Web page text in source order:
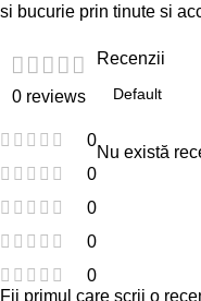
si bucurie prin tinute si
0 reviews
0
0
0
0
0
Recenzii
Nu există
Fii primul care scrii o